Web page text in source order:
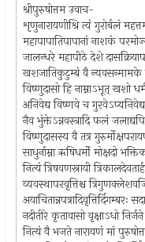
श्रीपुरुषोत्तम उवाच-
शृणुनारायणीश्रि त्वं गुरोर्बलं
महापापातिपापानां नाशकं
जालन्धरे महापीठे देशे
खशजातिकुटुम्बं वै
विष्णुदासो हि नाम्नाऽभूत् खशो
अनिवेद्य विष्णवे च
नैव भुंक्तेऽन्नवस्त्रादि फलं
विष्णुदासस्य वै तत्र
साधुर्नाम्ना ऋषिधर्मो मोक्षदो
नित्यं त्रिषवणस्नायी
व्यवस्थापरवृत्तिश्च
अयाचितान्नपत्रादिवृत्तिर्दिगम्बरः
नदीतीरे कृतावासो वृक्षाऽधो
नित्यं वै भजते नारायणं मां